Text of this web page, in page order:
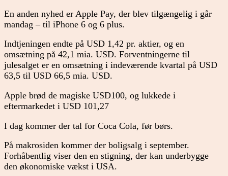
En anden nyhed er Apple Pay, der blev tilgængelig i går
mandag – til iPhone 6 og 6 plus.
Indtjeningen endte på USD 1,42 pr. aktier, og en
omsætning på 42,1 mia. USD. Forventningerne til
julesalget er en omsætning i indeværende kvartal på USD
63,5 til USD 66,5 mia. USD.
Apple brød de magiske USD100, og lukkede i
eftermarkedet i USD 101,27
I dag kommer der tal for Coca Cola, før børs.
På makrosiden kommer der boligsalg i september.
Forhåbentlig viser den en stigning, der kan underbygge
den økonomiske vækst i USA.